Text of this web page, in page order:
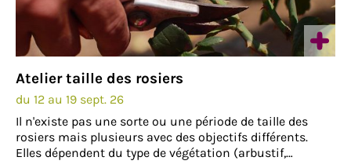
Atelier taille des rosiers
du 12 au 19 sept. 26
Il n'existe pas une sorte ou une période de taille des
rosiers mais plusieurs avec des objectifs différents.
Elles dépendent du type de végétation (arbustif,